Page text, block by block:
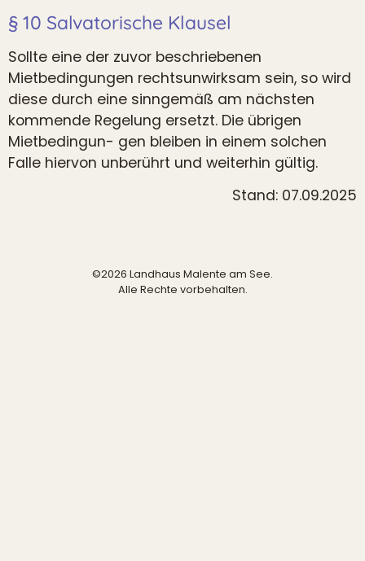
§ 10 Salvatorische Klausel
Sollte eine der zuvor beschriebenen
Mietbedingungen rechtsunwirksam sein, so wird
diese durch eine sinngemäß am nächsten
kommende Regelung ersetzt. Die übrigen
Mietbedingun- gen bleiben in einem solchen
Falle hiervon unberührt und weiterhin gültig.
Stand: 07.09.2025
©2026 Landhaus Malente am See.
Alle Rechte vorbehalten.